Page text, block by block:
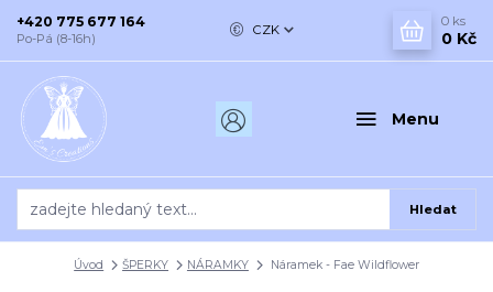
Menu
CZK
Hledat
+420 775 677 164
Po-Pá (8-16h)
0 ks
0 Kč
Úvod ŠPERKY NÁRAMKY Náramek - Fae Wildflower